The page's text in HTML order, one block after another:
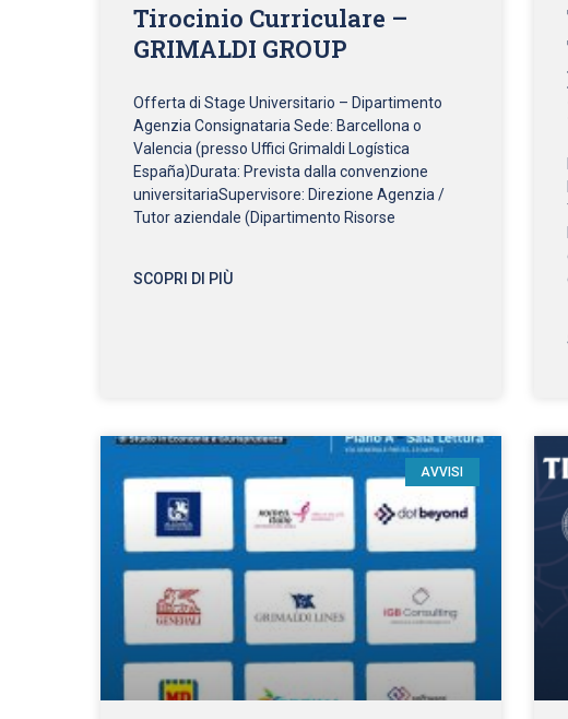
Tirocinio Curriculare –
GRIMALDI GROUP
Offerta di Stage Universitario – Dipartimento
Agenzia Consignataria Sede: Barcellona o
Valencia (presso Uffici Grimaldi Logística
España)Durata: Prevista dalla convenzione
universitariaSupervisore: Direzione Agenzia /
Tutor aziendale (Dipartimento Risorse
SCOPRI DI PIÙ
AVVISI